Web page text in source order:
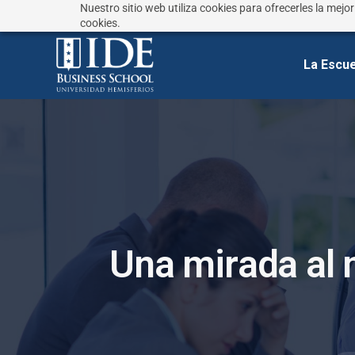
Nuestro sitio web utiliza cookies para ofrecerles la
cookies.
¿No sabes que estudiar?Responde estas preguntas
La
Unamiradaal